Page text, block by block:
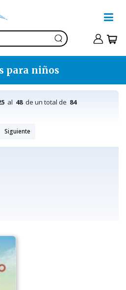
para niños
al 48de un total de 84
Siguiente